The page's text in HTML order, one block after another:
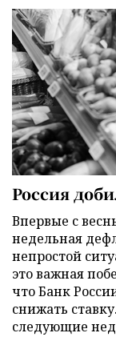
Россия
Впервые с
недельная
непростой
это важная
что Банк
снижать
следующие